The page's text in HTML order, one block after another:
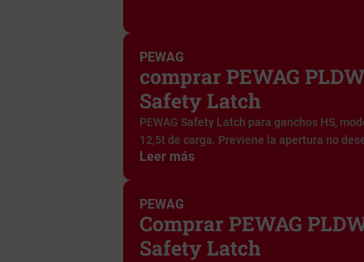
PEWAG
comprar PEWAG
Safety Latch
PEWAG Safety Latch para ganchos HS,
12,5t de carga. Previene la apertura no
Leer más
PEWAG
Comprar PEWAG
Safety Latch